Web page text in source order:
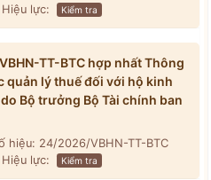
Hiệu lực: Kiểm tra
TT-BTC hợp nhất Thông
quản lý thuế đối với hộ kinh
Bộ trưởng Bộ Tài chính ban
hiệu: 24/2026/VBHN-TT-BTC
Hiệu lực: Kiểm tra